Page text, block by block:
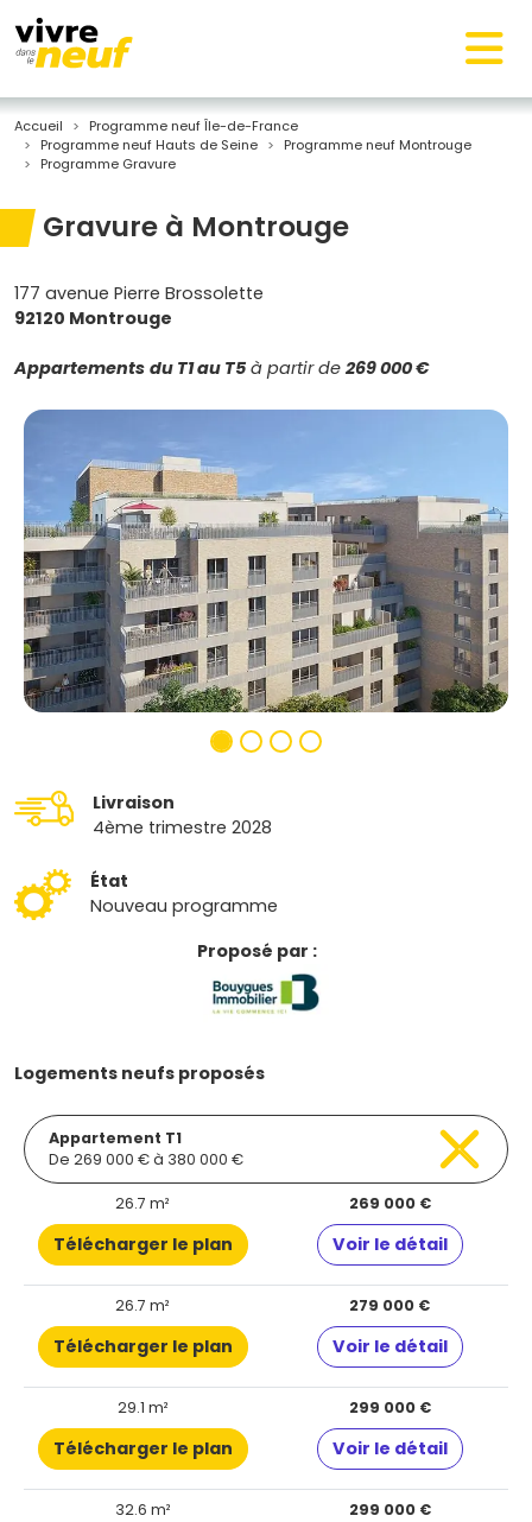
Accueil
Programme neuf Île-de-France
Programme neuf Hauts de Seine
Programme neuf Montrouge
Programme Gravure
Gravure à Montrouge
177 avenue Pierre Brossolette
92120 Montrouge
Appartements du T1 au T5 à partir de 269 000 €
Livraison
4ème trimestre 2028
État
Nouveau programme
Proposé par :
Logements neufs proposés
Appartement T1
De 269 000 € à 380 000 €
26.7 m² 269 000 €
Télécharger le plan Voir le détail
26.7 m² 279 000 €
Télécharger le plan Voir le détail
29.1 m² 299 000 €
Télécharger le plan Voir le détail
32.6 m² 299 000 €